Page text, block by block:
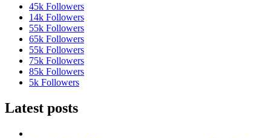
45k Followers
14k Followers
55k Followers
65k Followers
55k Followers
75k Followers
85k Followers
5k Followers
Latest posts